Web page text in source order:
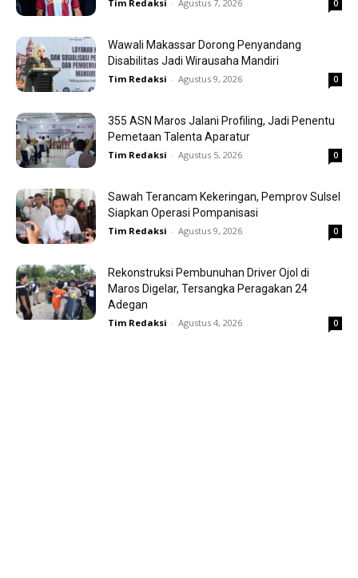
Tim Redaksi - Agustus 7, 2026 0
Wawali Makassar Dorong Penyandang
Disabilitas Jadi Wirausaha Mandiri
Tim Redaksi - Agustus 9, 2026 0
355 ASN Maros Jalani Profiling, Jadi Penentu
Pemetaan Talenta Aparatur
Tim Redaksi - Agustus 5, 2026 0
Sawah Terancam Kekeringan, Pemprov Sulsel
Siapkan Operasi Pompanisasi
Tim Redaksi - Agustus 9, 2026 0
Rekonstruksi Pembunuhan Driver Ojol di
Maros Digelar, Tersangka Peragakan 24
Adegan
Tim Redaksi - Agustus 4, 2026 0